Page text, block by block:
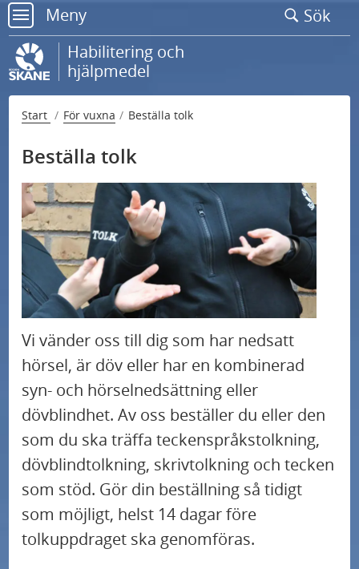
Gå
till
sidans
innehåll
Meny
Så här beställer du tolk på 1177.se
Frågor och svar om distanstolkning
Sök
meny
Habilitering och
hjälpmedel
Start För vuxna Beställa tolk
Beställa tolk
Vi vänder oss till dig som har nedsatt
hörsel, är döv eller har en kombinerad
syn- och hörselnedsättning eller
dövblindhet. Av oss beställer du eller den
som du ska träffa teckenspråkstolkning,
dövblindtolkning, skrivtolkning och tecken
som stöd. Gör din beställning så tidigt
som möjligt, helst 14 dagar före
tolkuppdraget ska genomföras.